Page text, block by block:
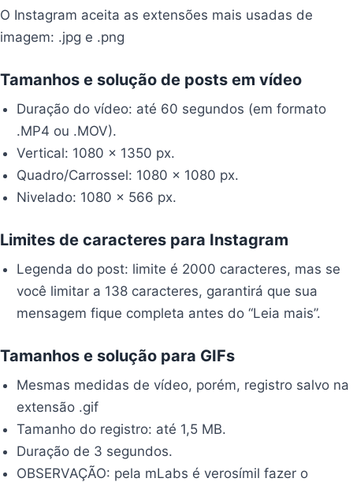
O Instagram aceita as extensões mais usadas de
imagem: .jpg e .png
Tamanhos e solução de posts em vídeo
Duração do vídeo: até 60 segundos (em formato
.MP4 ou .MOV).
Vertical: 1080 x 1350 px.
Quadro/Carrossel: 1080 x 1080 px.
Nivelado: 1080 x 566 px.
Limites de caracteres para Instagram
Legenda do post: limite é 2000 caracteres, mas se
você limitar a 138 caracteres, garantirá que sua
mensagem fique completa antes do “Leia mais”.
Tamanhos e solução para GIFs
Mesmas medidas de vídeo, porém, registro salvo na
extensão .gif
Tamanho do registro: até 1,5 MB.
Duração de 3 segundos.
OBSERVAÇÃO: pela mLabs é verosímil fazer o